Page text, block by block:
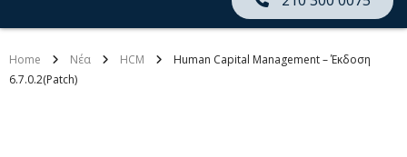
Home Νέα HCM
Human Capital Management – Έκδοση
6.7.0.2(Patch)